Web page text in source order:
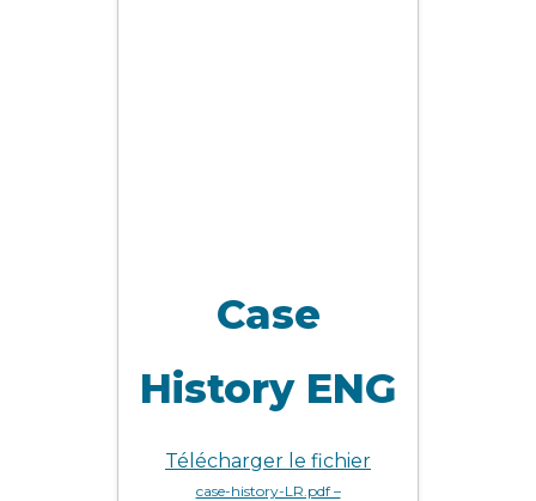
Case
History ENG
Télécharger le fichier
case-history-LR.pdf –